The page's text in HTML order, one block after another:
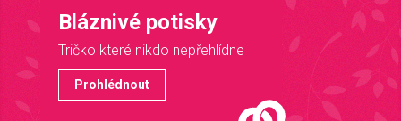
Bláznivé potisky
Tričko které nikdo nepřehlídne
Prohlédnout